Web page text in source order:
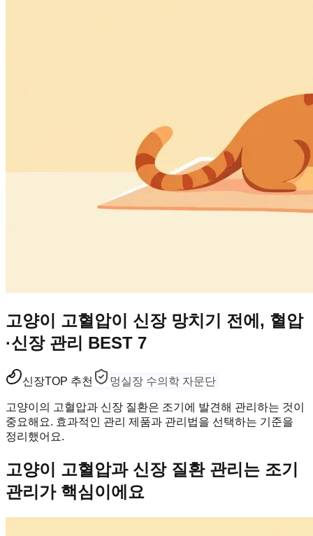
고양이 고혈압이 신장 망치기 전에, 혈압
·신장 관리 BEST 7
신장TOP 추천 멍실장 수의학 자문단
고양이의 고혈압과 신장 질환은 조기에 발견해 관리하는 것이
중요해요. 효과적인 관리 제품과 관리법을 선택하는 기준을
정리했어요.
고양이 고혈압과 신장 질환 관리는 조기
관리가 핵심이에요